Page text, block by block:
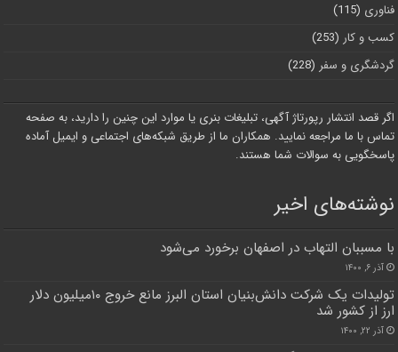
فناوری (115)
کسب و کار (253)
گردشگری و سفر (228)
اگر قصد انتشار رپورتاژ آگهی، تبلیغات بنری یا موارد این چنین را دارید، به صفحه
تماس با ما مراجعه نمایید. همکاران ما از طریق شبکه‌های اجتماعی و ایمیل آماده
پاسخگویی به سوالات شما هستند.
نوشته‌های اخیر
با مسببان التهاب در اصفهان برخورد می‌شود
آذر ۶, ۱۴۰۰
تولیدات یک شرکت دانش‌بنیان استان البرز مانع خروج ۱۰میلیون دلار
ارز از کشور شد
آذر ۲۲, ۱۴۰۰